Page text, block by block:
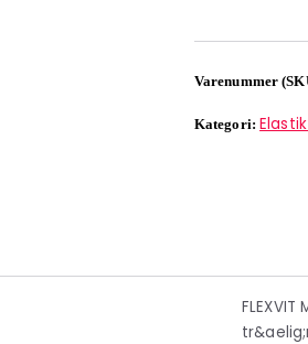
Varenummer
Kategori: